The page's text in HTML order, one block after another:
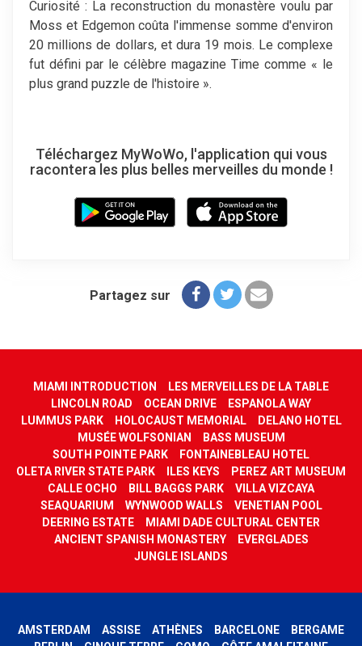
Curiosité : La reconstruction du monastère voulu par
Moss et Edgemon coûta l'immense somme d'environ
20 millions de dollars, et dura 19 mois. Le complexe
fut défini par le célèbre magazine Time comme « le
plus grand puzzle de l'histoire ».
Téléchargez MyWoWo, l'application qui vous
racontera les plus belles merveilles du monde !
Partagez sur
MIAMI INTRODUCTION
LES MERVEILLES DE LA TABLE
LINCOLN ROAD
OCEAN DRIVE
ESPANOLA WAY
LUMMUS PARK
HOLOCAUST MEMORIAL
DELANO HOTEL
MUSÉE WOLFSONIAN
BASS MUSEUM
SOUTH POINTE PARK
FONTAINEBLEAU HOTEL
OLETA RIVER STATE PARK
ILES KEYS
PEREZ ART MUSEUM
CALLE OCHO
BILL BAGGS PARK
VILLA VIZCAYA
SEAQUARIUM
WYNWOOD WALLS
VENETIAN POOL
DEERING ESTATE
MIAMI DADE CULTURAL CENTER
ANCIENT SPANISH MONASTERY
EVERGLADES
JUNGLE ISLANDS
AMSTERDAM ASSISE ATHÈNES BARCELONE
BERGAME